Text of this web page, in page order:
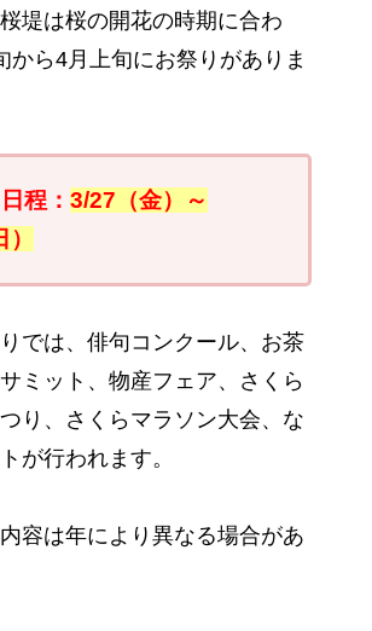
堤は桜の開花の時期に合わ
から4月上旬にお祭りがありま
程： 3/27（金）～
では、俳句コンクール、お茶
ミット、物産フェア、さくら
り、さくらマラソン大会、な
が行われます。
容は年により異なる場合があ